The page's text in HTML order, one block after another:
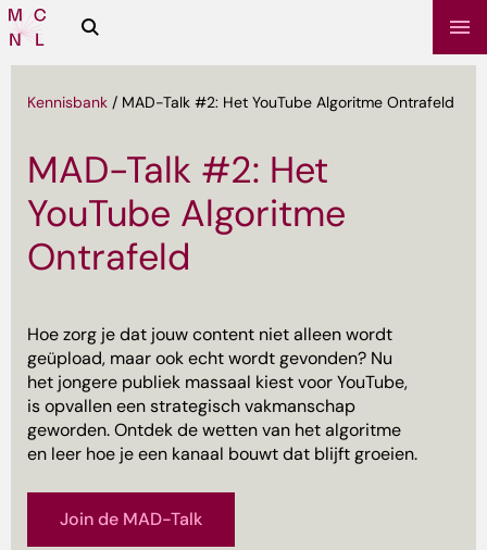
Media
Campus
Zoeken
Kennisbank / MAD-Talk #2: Het YouTube Algoritme Ontrafeld
MAD-Talk #2: Het
YouTube Algoritme
Ontrafeld
Hoe zorg je dat jouw content niet alleen wordt
geüpload, maar ook echt wordt gevonden? Nu
het jongere publiek massaal kiest voor YouTube,
is opvallen een strategisch vakmanschap
geworden. Ontdek de wetten van het algoritme
en leer hoe je een kanaal bouwt dat blijft groeien.
Join de MAD-Talk